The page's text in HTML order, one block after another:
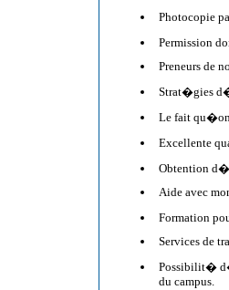
Photocopie
Permission
Preneurs de
Strat�gies
Le fait qu�on
Excellente
Obtention
Aide avec
Formation
Services de
Possibilit�
du campus.